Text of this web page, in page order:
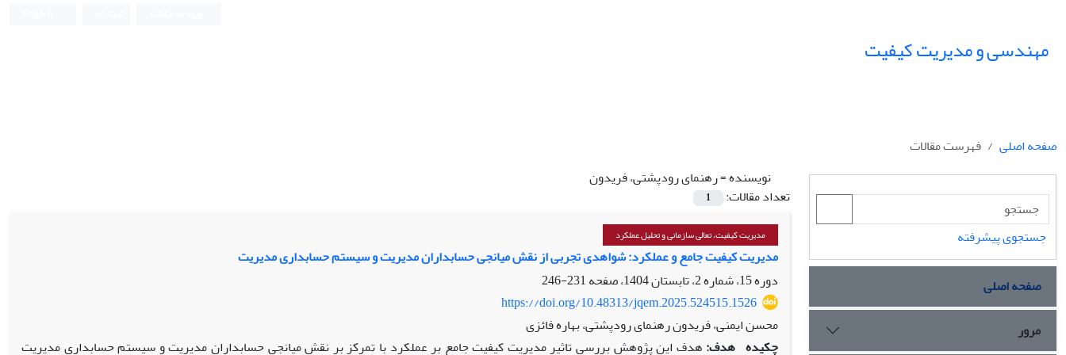
مهندسی و مدیریت کیفیت
صفحه اصلی
فهرست مقالات
نویسنده =رهنمای رودپشتی، فریدون
تعداد مقالات:
1
مدیریت کیفیت، تعالی سازمانی و تحلیل عملکرد
مدیریت کیفیت جامع و عملکرد: شواهدی تجربی از نقش میانجی حسابداران مدیریت و سیستم حسابداری مدیریت
دوره 15، شماره 2، تابستان 1404، صفحه
231-246
https://doi.org/10.48313/jqem.2025.524515.1526
محسن ایمنی، فریدون رهنمای رودپشتی، بهاره فائزی
چکیده هدف: هدف این پژوهش بررسی تاثیر مدیریت کیفیت جامع بر عملکرد با تمرکز بر نقش میانجی حسابداران مدیریت و سیستم حسابداری مدیریت
جستجوی پیشرفته
صفحه اصلی
مرور